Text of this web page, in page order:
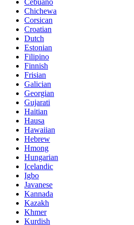
Cebuano
Chichewa
Corsican
Croatian
Dutch
Estonian
Filipino
Finnish
Frisian
Galician
Georgian
Gujarati
Haitian
Hausa
Hawaiian
Hebrew
Hmong
Hungarian
Icelandic
Igbo
Javanese
Kannada
Kazakh
Khmer
Kurdish